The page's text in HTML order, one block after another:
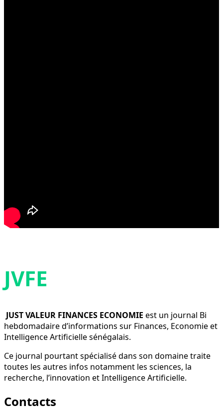
JVFE
JUST VALEUR FINANCES ECONOMIE est un journal Bi
hebdomadaire d’informations sur Finances, Economie et
Intelligence Artificielle sénégalais.
Ce journal pourtant spécialisé dans son domaine traite
toutes les autres infos notamment les sciences, la
recherche, l’innovation et Intelligence Artificielle.
Contacts